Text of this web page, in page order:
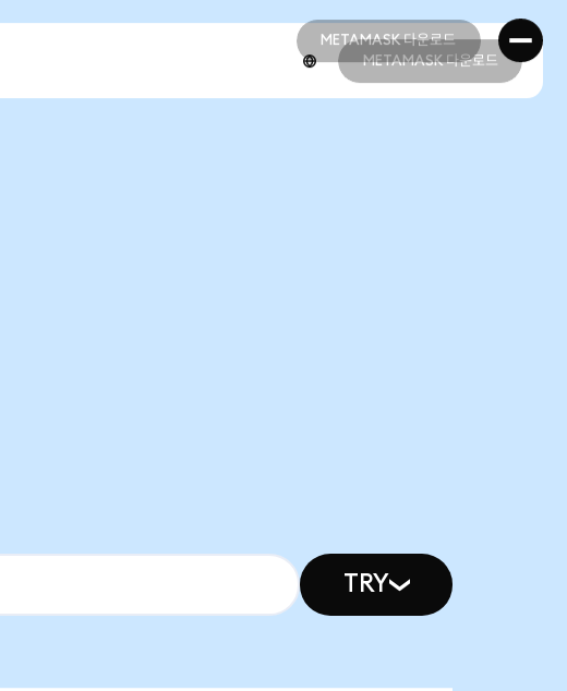
METAMASK 다운로드
METAMASK 다운로드
METAMASK 다운로드
TRY